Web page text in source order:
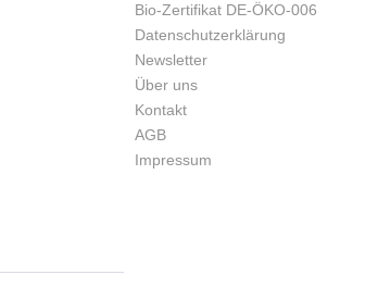
Bio-Zertifikat DE-ÖKO-006
Datenschutzerklärung
Newsletter
Über uns
Kontakt
AGB
Impressum